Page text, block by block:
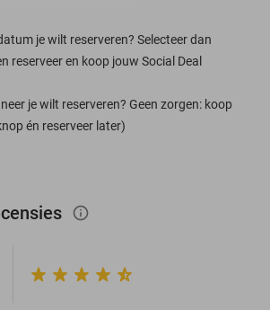
je wilt reserveren? Selecteer dan
reserveer en koop jouw Social Deal
je wilt reserveren? Geen zorgen: koop
én reserveer later)
info_outlined